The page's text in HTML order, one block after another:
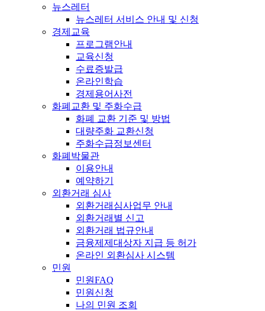
뉴스레터
뉴스레터 서비스 안내 및 신청
경제교육
프로그램안내
교육신청
수료증발급
온라인학습
경제용어사전
화폐교환 및 주화수급
화폐 교환 기준 및 방법
대량주화 교환신청
주화수급정보센터
화폐박물관
이용안내
예약하기
외환거래 심사
외환거래심사업무 안내
외환거래별 신고
외환거래 법규안내
금융제제대상자 지급 등 허가
온라인 외환심사 시스템
민원
민원FAQ
민원신청
나의 민원 조회